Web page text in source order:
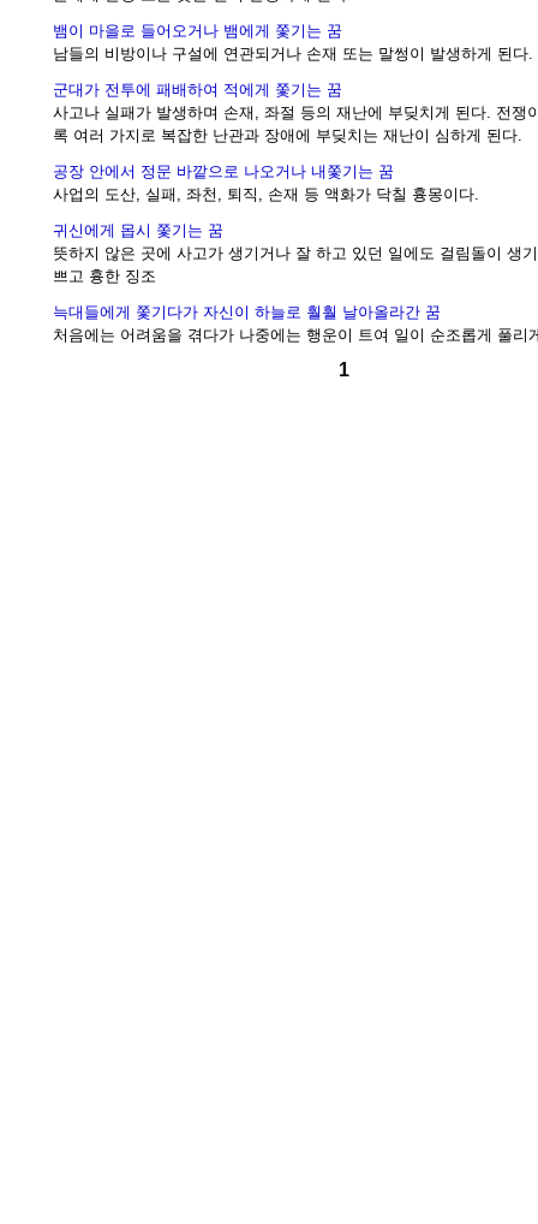
뱀이 마을로 들어오거나 뱀에게 쫓기는 꿈
남들의 비방이나 구설에 연관되거나 손재 또는 말썽이 발생하게 된다.
군대가 전투에 패배하여 적에게 쫓기는 꿈
사고나 실패가 발생하며 손재, 좌절 등의 재난에 부딪치게 된다. 전쟁
록 여러 가지로 복잡한 난관과 장애에 부딪치는 재난이 심하게 된다.
공장 안에서 정문 바깥으로 나오거나 내쫓기는 꿈
사업의 도산, 실패, 좌천, 퇴직, 손재 등 액화가 닥칠 흉몽이다.
귀신에게 몹시 쫓기는 꿈
뜻하지 않은 곳에 사고가 생기거나 잘 하고 있던 일에도 걸림돌이 생
쁘고 흉한 징조
늑대들에게 쫓기다가 자신이 하늘로 훨훨 날아올라간 꿈
처음에는 어려움을 겪다가 나중에는 행운이 트여 일이 순조롭게 풀리
1